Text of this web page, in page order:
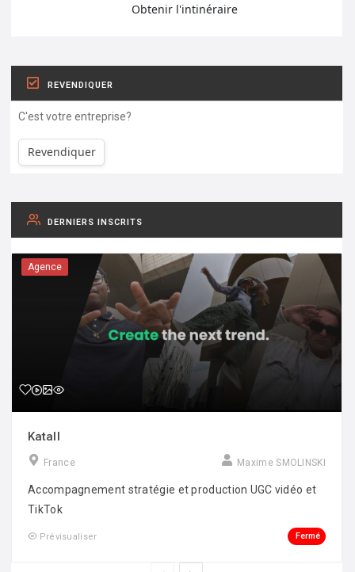
Obtenir l'intinéraire
REVENDIQUER
C'est votre entreprise?
Revendiquer
DERNIERS INSCRITS
Agence
Katall
France Maxime SMOLINSKI
Accompagnement stratégie et production UGC vidéo et
TikTok
Prévisualiser Fermé